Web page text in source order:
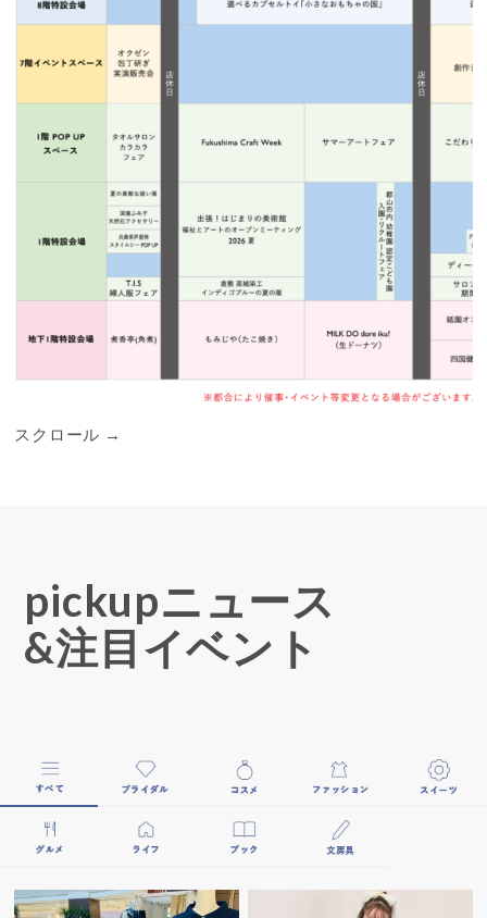
pickupニュース
&注目イベント
すべて ブライダル コスメ ファッシ
グルメ ライフスタイルブック